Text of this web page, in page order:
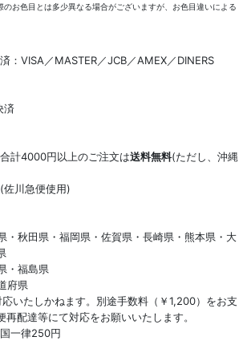
のお色目とは多少異なる場合がございますが、お色目違いによる
VISA／MASTER／JCB／AMEX／DINERS
済
計4000円以上のご注文は送料無料(ただし、沖縄
川急便使用)
・秋田県・福岡県・佐賀県・長崎県・熊本県・大
・福島県
府県
いたしかねます。別途手数料（￥1,200）をお支
配達等にて対応をお願いいたします。
一律250円